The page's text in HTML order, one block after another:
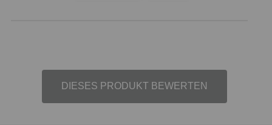
DIESES PRODUKT BEWERTEN